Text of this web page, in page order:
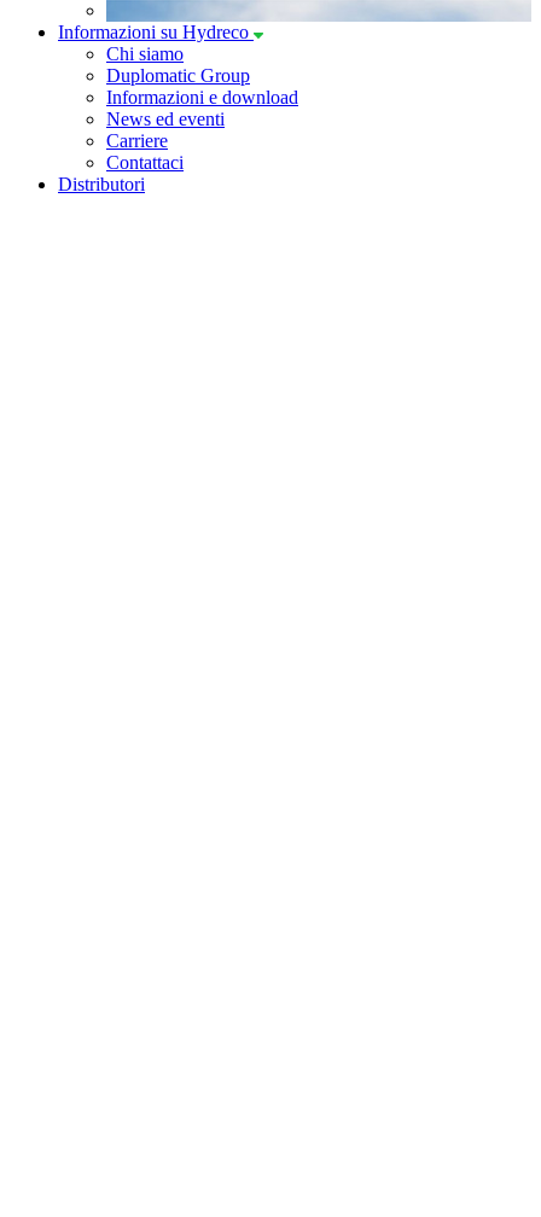
Informazioni su Hydreco
Chi siamo
Duplomatic Group
Informazioni e download
News ed eventi
Carriere
Contattaci
Distributori